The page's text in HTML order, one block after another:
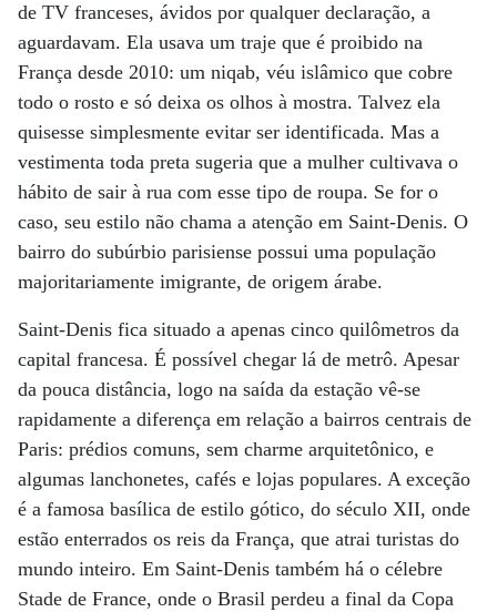
de TV franceses, ávidos por qualquer declaração, a
aguardavam. Ela usava um traje que é proibido na
França desde 2010: um niqab, véu islâmico que cobre
todo o rosto e só deixa os olhos à mostra. Talvez ela
quisesse simplesmente evitar ser identificada. Mas a
vestimenta toda preta sugeria que a mulher cultivava o
hábito de sair à rua com esse tipo de roupa. Se for o
caso, seu estilo não chama a atenção em Saint-Denis. O
bairro do subúrbio parisiense possui uma população
majoritariamente imigrante, de origem árabe.
Saint-Denis fica situado a apenas cinco quilômetros da
capital francesa. É possível chegar lá de metrô. Apesar
da pouca distância, logo na saída da estação vê-se
rapidamente a diferença em relação a bairros centrais de
Paris: prédios comuns, sem charme arquitetônico, e
algumas lanchonetes, cafés e lojas populares. A exceção
é a famosa basílica de estilo gótico, do século XII, onde
estão enterrados os reis da França, que atrai turistas do
mundo inteiro. Em Saint-Denis também há o célebre
Stade de France, onde o Brasil perdeu a final da Copa